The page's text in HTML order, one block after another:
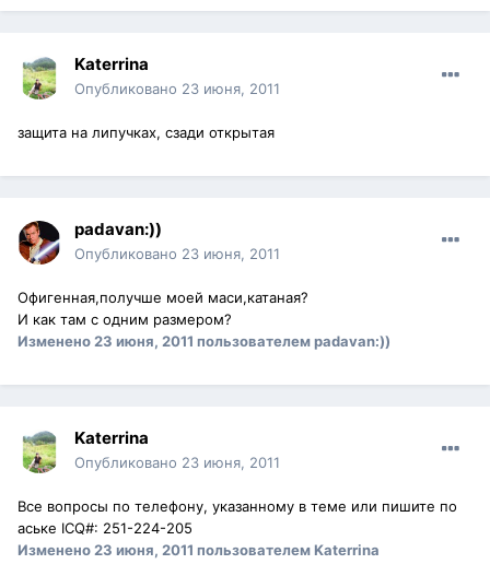
Katerrina
Опубликовано 23 июня, 2011
защита на липучках, сзади открытая
padavan:))
Опубликовано 23 июня, 2011
Офигенная,получше моей маси,катаная?
И как там с одним размером?
Изменено23 июня, 2011 пользователем padavan:))
Katerrina
Опубликовано 23 июня, 2011
Все вопросы по телефону, указанному в теме или пишите по
аське ICQ#: 251-224-205
Изменено23 июня, 2011 пользователем Katerrina